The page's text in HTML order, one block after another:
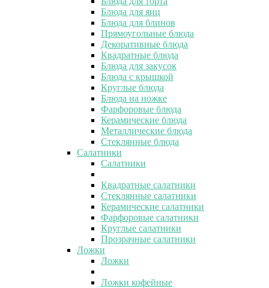
Блюда для яиц
Блюда для блинов
Прямоугольные блюда
Декоративные блюда
Квадратные блюда
Блюда для закусок
Блюда с крышкой
Круглые блюда
Блюда на ножке
Фарфоровые блюда
Керамические блюда
Металлические блюда
Стеклянные блюда
Салатники
Салатники
Квадратные салатники
Стеклянные салатники
Керамические салатники
Фарфоровые салатники
Круглые салатники
Прозрачные салатники
Ложки
Ложки
Ложки кофейные